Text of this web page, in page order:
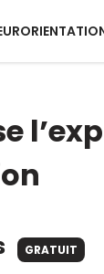
GRATUIT